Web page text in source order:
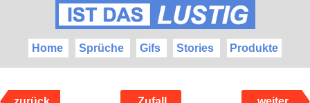
Home Sprüche Gifs Stories Produkte